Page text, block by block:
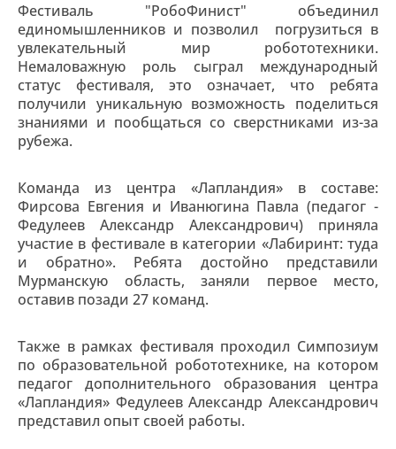
Фестиваль "РобоФинист" объединил
единомышленников и позволил погрузиться в
увлекательный мир робототехники.
Немаловажную роль сыграл международный
статус фестиваля, это означает, что ребята
получили уникальную возможность поделиться
знаниями и пообщаться со сверстниками из-за
рубежа.
Команда из центра «Лапландия» в составе:
Фирсова Евгения и Иванюгина Павла (педагог -
Федулеев Александр Александрович) приняла
участие в фестивале в категории «Лабиринт: туда
и обратно». Ребята достойно представили
Мурманскую область, заняли первое место,
оставив позади 27 команд.
Также в рамках фестиваля проходил Симпозиум
по образовательной робототехнике, на котором
педагог дополнительного образования центра
«Лапландия» Федулеев Александр Александрович
представил опыт своей работы.